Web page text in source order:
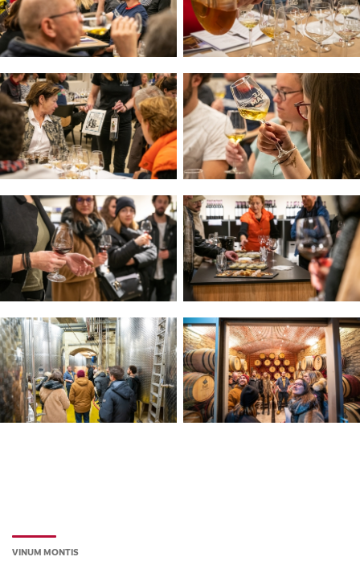
VINUM MONTIS